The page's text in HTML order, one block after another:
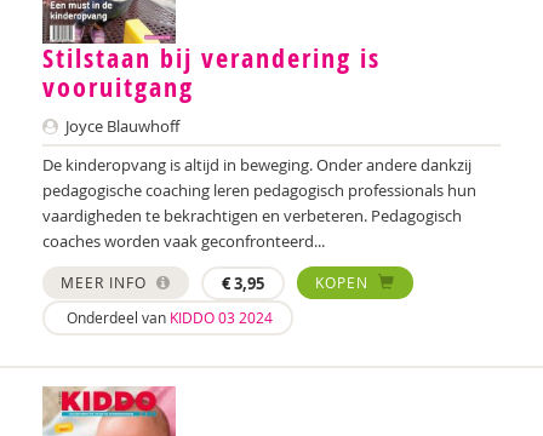
Silke van Arum
Nicole van Asten
Diverse auteurs
Roli Ayutsede
Rosalie Baan
Ben Baarda
Sebastiaan Baauw
Carolina Bakker
Stilstaan bij verandering is
vooruitgang
Joyce Blauwhoff
De kinderopvang is altijd in beweging. Onder andere dankzij
pedagogische coaching leren pedagogisch professionals hun
vaardigheden te bekrachtigen en verbeteren. Pedagogisch
coaches worden vaak geconfronteerd...
MEER INFO €3,95
KOPEN
Onderdeel van KIDDO 03 2024